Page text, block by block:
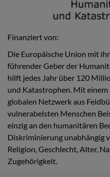
Finanziert von:
Die Europäische Union mit
führender Geber der
hilft jedes Jahr über 120
und Katastrophen. Mit
globalen Netzwerk aus
vulnerabelsten Menschen
einzig an den humanitären
Diskriminierung unabhängig
Religion, Geschlecht, Alter,
Zugehörigkeit.